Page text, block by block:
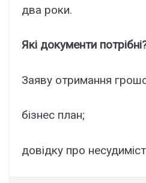
два роки.
Які документи
Заяву отримання
бізнес план;
довідку про